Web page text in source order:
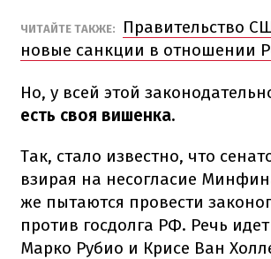
ЧИТАЙТЕ ТАКЖЕ:
Правительство
новые санкции в отношении
Но, у всей этой
есть своя вишенка.
Так, стало известно, что
взирая на несогласие
же пытаются провести
против госдолга РФ. Речь
Марко Рубио и Крисе Ван